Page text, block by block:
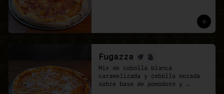
Fugazza
Mix de cebolla blanca
caramelizada y cebolla morada
sobre base de pomodoro y